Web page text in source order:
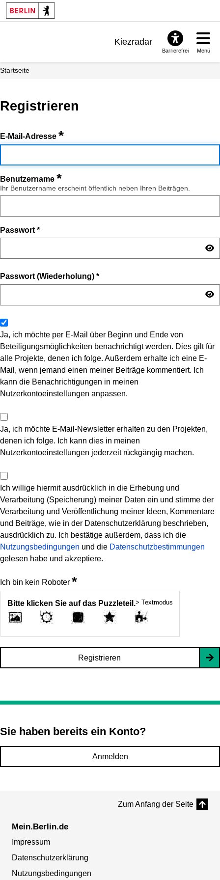
Kiezradar
Barrierefrei Menü
Startseite
Registrieren
E-Mail-Adresse *
Benutzername *
Ihr Benutzername erscheint öffentlich neben Ihren Beiträgen.
Passwort *
Passwort (Wiederholung) *
Ja, ich möchte per E-Mail über Beginn und Ende von
Beteiligungsmöglichkeiten benachrichtigt werden. Dies gilt für
alle Projekte, denen ich folge. Außerdem erhalte ich eine E-
Mail, wenn jemand einen meiner Beiträge kommentiert. Ich
kann die Benachrichtigungen in meinen
Nutzerkontoeinstellungen anpassen.
Ja, ich möchte E-Mail-Newsletter erhalten zu den Projekten,
denen ich folge. Ich kann dies in meinen
Nutzerkontoeinstellungen jederzeit rückgängig machen.
Ich willige hiermit ausdrücklich in die Erhebung und
Verarbeitung (Speicherung) meiner Daten ein und stimme der
Verarbeitung und Veröffentlichung meiner Ideen, Kommentare
und Beiträge, wie in der Datenschutzerklärung beschrieben,
ausdrücklich zu. Ich bestätige außerdem, dass ich die
Nutzungsbedingungen und die Datenschutzbestimmungen
gelesen habe und akzeptiere.
Ich bin kein Roboter *
Bitte klicken Sie auf das Puzzleteil.> Textmodus
Registrieren
Sie haben bereits ein Konto?
Anmelden
Zum Anfang der Seite
Mein.Berlin.de
Impressum
Datenschutzerklärung
Nutzungsbedingungen